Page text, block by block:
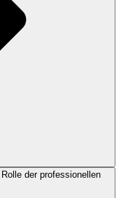
der professionellen